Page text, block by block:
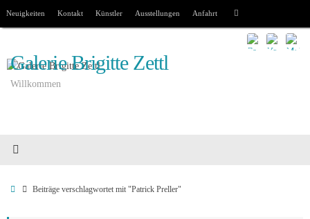
Neuigkeiten Kontakt Künstler Ausstellungen Anfahrt Suchen
Galerie Brigitte Zettl
Willkommen
StartBeiträge verschlagwortet mit "Patrick Preller"